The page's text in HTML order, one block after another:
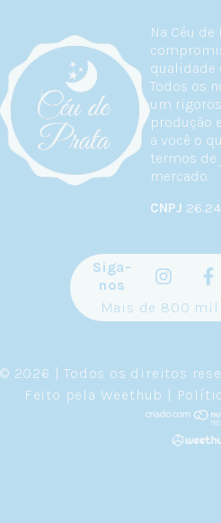
Na Céu
qualidade
Todos os
um
produção
a você o
termos de
mercado.
CNPJ
Siga-
nos
Mais de 800
© 2026 | Todos os direitos
Feito pela Weethub |